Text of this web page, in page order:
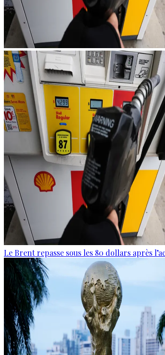
Le Brent repasse sous les 80 dollars après